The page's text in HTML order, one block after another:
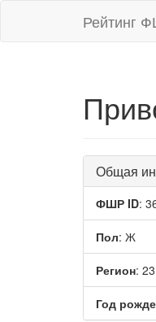
Рейтинг
Общая
ФШР ID:
Пол: Ж
Регион:
Год